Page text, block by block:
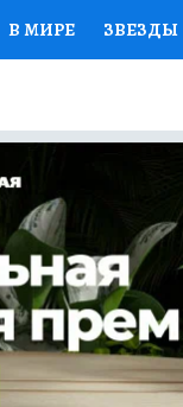
В МИРЕ ЗВЕЗДЫ
ЖЕНСКИЕ
РАБОТА У НАС